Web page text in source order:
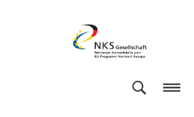
Gesellschaft